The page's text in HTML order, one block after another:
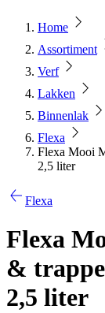
Home
Assortiment
Verf
Lakken
Binnenlak
Flexa
Flexa Mooi
2,5 liter
Flexa
Flexa
&
2,5 liter